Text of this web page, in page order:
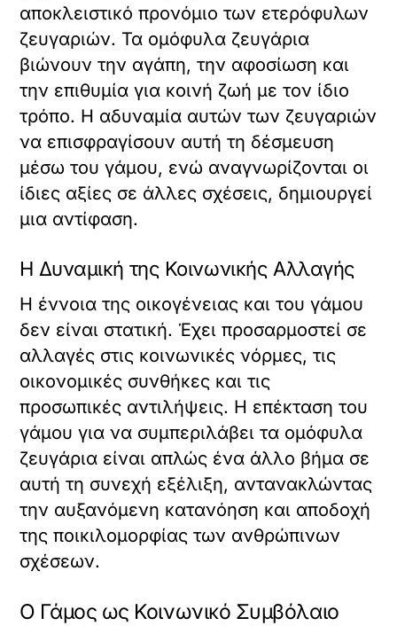
αποκλειστικό προνόμιο των ετερόφυλων
ζευγαριών. Τα ομόφυλα ζευγάρια
βιώνουν την αγάπη, την αφοσίωση και
την επιθυμία για κοινή ζωή με τον ίδιο
τρόπο. Η αδυναμία αυτών των ζευγαριών
να επισφραγίσουν αυτή τη δέσμευση
μέσω του γάμου, ενώ αναγνωρίζονται οι
ίδιες αξίες σε άλλες σχέσεις, δημιουργεί
μια αντίφαση.
Η Δυναμική της Κοινωνικής Αλλαγής
Η έννοια της οικογένειας και του γάμου
δεν είναι στατική. Έχει προσαρμοστεί σε
αλλαγές στις κοινωνικές νόρμες, τις
οικονομικές συνθήκες και τις
προσωπικές αντιλήψεις. Η επέκταση του
γάμου για να συμπεριλάβει τα ομόφυλα
ζευγάρια είναι απλώς ένα άλλο βήμα σε
αυτή τη συνεχή εξέλιξη, αντανακλώντας
την αυξανόμενη κατανόηση και αποδοχή
της ποικιλομορφίας των ανθρώπινων
σχέσεων.
Ο Γάμος ως Κοινωνικό Συμβόλαιο